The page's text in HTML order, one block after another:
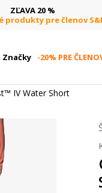
ZĽAVA 20 %
produkty pre členov
Značky -20% PRE
IV Water Short